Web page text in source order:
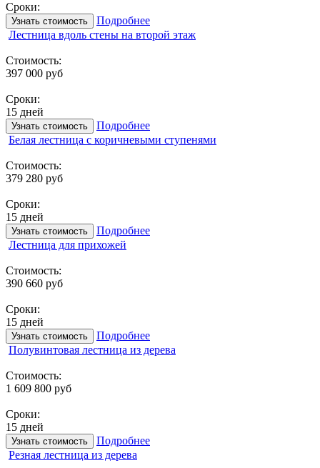
Сроки:
Узнать стоимость
Подробнее
Лестница вдоль стены на второй этаж
Стоимость:
397 000 руб
Сроки:
15 дней
Узнать стоимость
Подробнее
Белая лестница с коричневыми ступенями
Стоимость:
379 280 руб
Сроки:
15 дней
Узнать стоимость
Подробнее
Лестница для прихожей
Стоимость:
390 660 руб
Сроки:
15 дней
Узнать стоимость
Подробнее
Полувинтовая лестница из дерева
Стоимость:
1 609 800 руб
Сроки:
15 дней
Узнать стоимость
Подробнее
Резная лестница из дерева